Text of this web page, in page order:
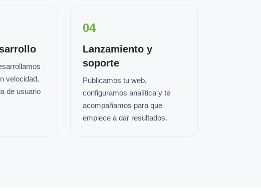
velocidad,
de usuario
04
Lanzamiento y
soporte
Publicamos tu web,
configuramos analítica y te
acompañamos para que
empiece a dar resultados.